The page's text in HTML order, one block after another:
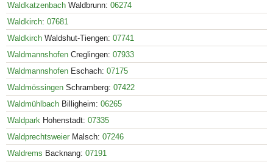
Waldkatzenbach Waldbrunn: 06274
Waldkirch: 07681
Waldkirch Waldshut-Tiengen: 07741
Waldmannshofen Creglingen: 07933
Waldmannshofen Eschach: 07175
Waldmössingen Schramberg: 07422
Waldmühlbach Billigheim: 06265
Waldpark Hohenstadt: 07335
Waldprechtsweier Malsch: 07246
Waldrems Backnang: 07191